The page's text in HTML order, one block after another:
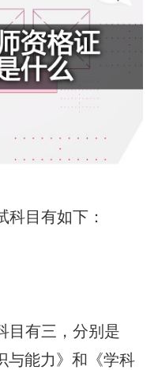
科目有如下：
目有三，分别是
与能力》和《学科